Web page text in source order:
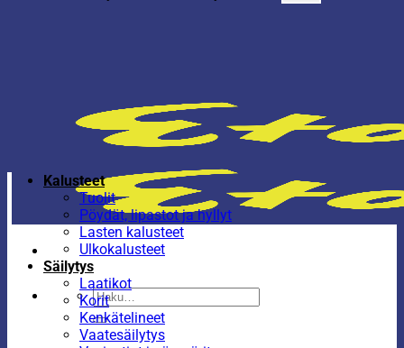
Etsi:
Kalusteet
Tuolit
Pöydät, lipastot ja hyllyt
Lasten kalusteet
Ulkokalusteet
Säilytys
Laatikot
Korit
Kenkätelineet
Vaatesäilytys